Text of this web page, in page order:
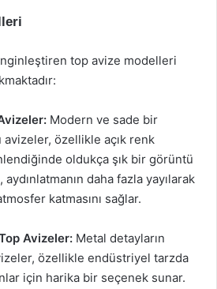
top avize modelleri
Modern ve sade bir
avizeler, özellikle açık renk
oldukça şık bir görüntü
daha fazla yayılarak
katmasını sağlar.
Avizeler: Metal detayların
özellikle endüstriyel tarzda
için harika bir seçenek sunar.